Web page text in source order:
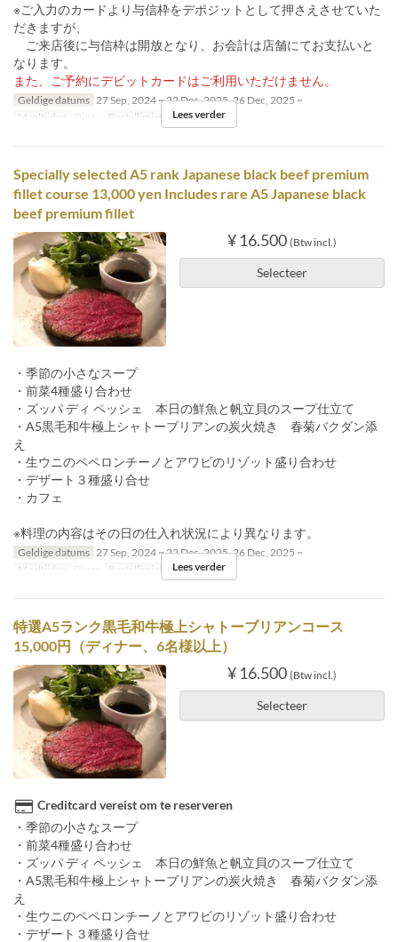
※ご入力のカードより与信枠をデポジットとして押さえさせていた
だきますが、
ご来店後に与信枠は開放となり、お会計は店舗にてお支払いと
なります。
また、ご予約にデビットカードはご利用いただけません。
Geldige datums 27 Sep, 2024 ~ 22 Dec, 2025, 26 Dec, 2025 ~
Maaltijden
Diner Bestellimiet 6 ~
Lees verder
Specially selected A5 rank Japanese black beef premium
fillet course 13,000 yen Includes rare A5 Japanese black
beef premium fillet
¥ 16.500 (Btw incl.)
Selecteer
・季節の小さなスープ
・前菜4種盛り合わせ
・ズッパ ディ ペッシェ 本日の鮮魚と帆立貝のスープ仕立て
・A5黒毛和牛極上シャトーブリアンの炭火焼き 春菊バクダン添
え
・生ウニのペペロンチーノとアワビのリゾット盛り合わせ
・デザート３種盛り合せ
・カフェ
※料理の内容はその日の仕入れ状況により異なります。
Geldige datums 27 Sep, 2024 ~ 22 Dec, 2025, 26 Dec, 2025 ~
Maaltijden
Diner Bestellimiet ~ 5
Lees verder
特選A5ランク黒毛和牛極上シャトーブリアンコース
15,000円（ディナー、6名様以上）
¥ 16.500 (Btw incl.)
Selecteer
Creditcard vereist om te reserveren
・季節の小さなスープ
・前菜4種盛り合わせ
・ズッパ ディ ペッシェ 本日の鮮魚と帆立貝のスープ仕立て
・A5黒毛和牛極上シャトーブリアンの炭火焼き 春菊バクダン添
え
・生ウニのペペロンチーノとアワビのリゾット盛り合わせ
・デザート３種盛り合せ